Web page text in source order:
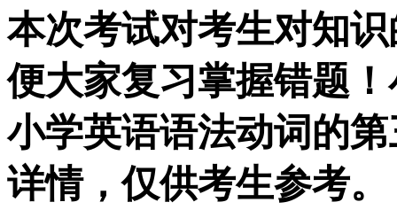
本次考试对考生对知
便大家复习掌握错题
小学英语语法动词的
详情，仅供考生参考。